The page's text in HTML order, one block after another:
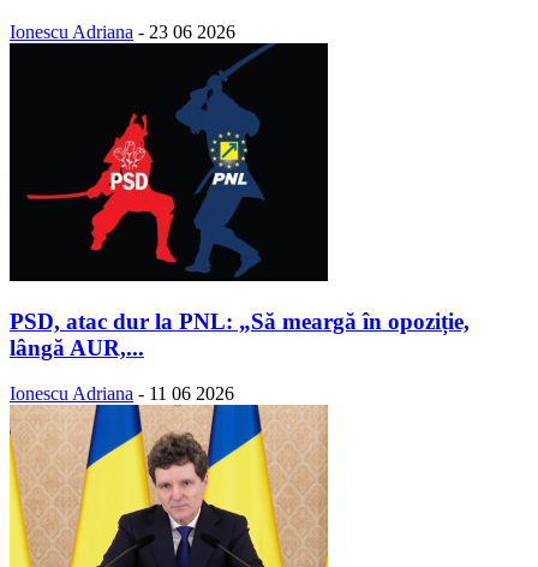
Ionescu Adriana - 23 06 2026
PSD, atac dur la PNL: „Să meargă în opoziție,
lângă AUR,...
Ionescu Adriana - 11 06 2026